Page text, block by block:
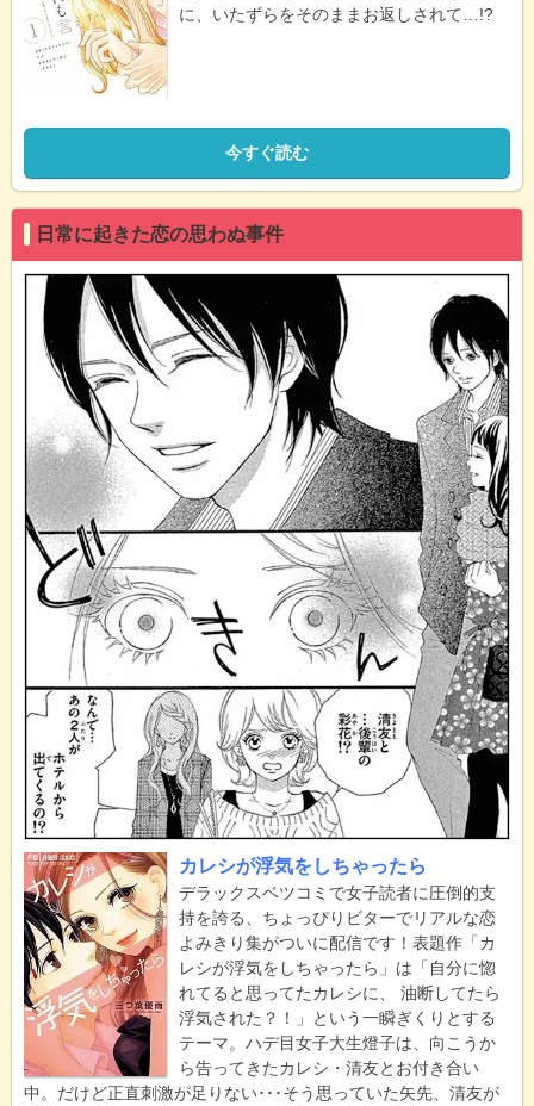
に、いたずらをそのままお返しされて…!?
今すぐ読む
日常に起きた恋の思わぬ事件
カレシが浮気をしちゃったら
デラックスベツコミで女子読者に圧倒的支
持を誇る、ちょっぴりビターでリアルな恋
よみきり集がついに配信です！表題作「カ
レシが浮気をしちゃったら」は「自分に惚
れてると思ってたカレシに、 油断してたら
浮気された？！」という一瞬ぎくりとする
テーマ。ハデ目女子大生燈子は、向こうか
ら告ってきたカレシ・清友とお付き合い
中。だけど正直刺激が足りない･･･そう思っていた矢先、清友が